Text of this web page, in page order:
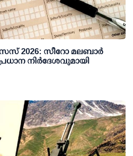
2026: സീറോ മലബാർ
നിർദേശവുമായി